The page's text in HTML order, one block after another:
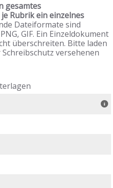
gesamtes
je Rubrik ein einzelnes
GIF. Ein Einzeldokument
Bitte laden
versehenen